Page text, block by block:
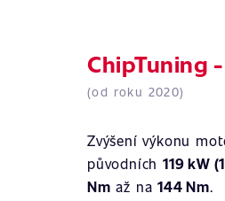
ChipTuning
(od roku 2020)
Zvýšení výkonu
původních119 kW
Nm až na144 Nm.